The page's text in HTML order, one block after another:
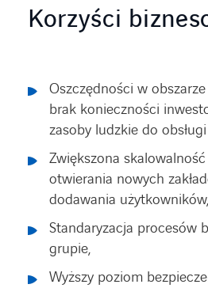
Korzyści
Oszczędności w
brak konieczności
zasoby ludzkie do
Zwiększona
otwierania nowych
dodawania użytkowników,
Standaryzacja procesów
grupie,
Wyższy poziom